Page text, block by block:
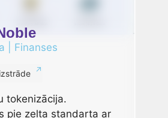
Finanses
tokenizācija.
pie zelta standarta ar